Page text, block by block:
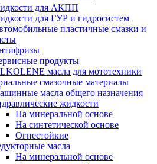
для АКПП
для ГУР и гидросистем
пластичные смазки и
продукты
масла для мототехники
смазочные материалы
масла общего назначения
жидкости
На минеральной основе
На синтетической основе
Огнестойкие
масла
На минеральной основе